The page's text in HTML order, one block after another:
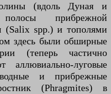
(вдоль Дуная и
прибрежной
(Salix spp.) и тополями
здесь были обширные
(теперь частично
луговые
и прибрежные
(Phragmites) в